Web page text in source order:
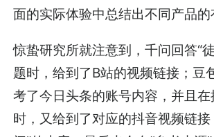
面的实际体验中总结出不同产品的
惊蛰研究所就注意到，千问回答“
题时，给到了B站的视频链接；豆
考了今日头条的账号内容，并且
时，又给到了对应的抖音视频链接